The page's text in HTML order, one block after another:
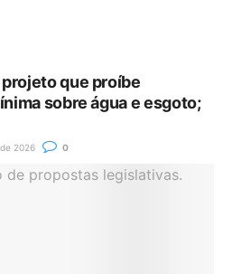
que proíbe
sobre água e esgoto;
2026 0